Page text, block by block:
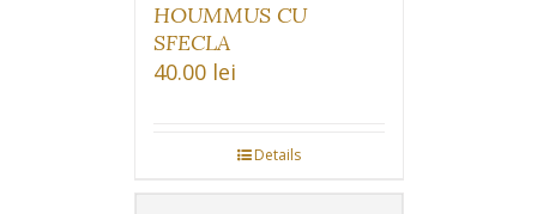
HOUMMUS CU
SFECLA
40.00 lei
Details